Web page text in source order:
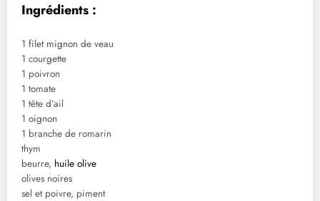
Ingrédients :
1 filet mignon de veau
1 courgette
1 poivron
1 tomate
1 tête d’ail
1 oignon
1 branche de romarin
thym
beurre, huile olive
olives noires
sel et poivre, piment